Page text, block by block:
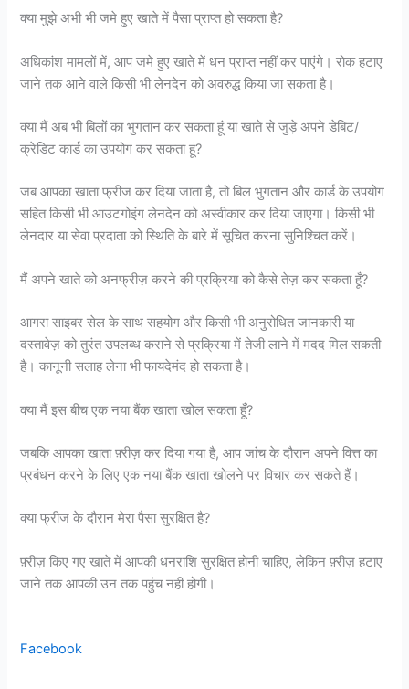
क्या मुझे अभी भी जमे हुए खाते में पैसा प्राप्त हो सकता है?
अधिकांश मामलों में, आप जमे हुए खाते में धन प्राप्त नहीं कर पाएंगे। रोक हटाए
जाने तक आने वाले किसी भी लेनदेन को अवरुद्ध किया जा सकता है।
क्या मैं अब भी बिलों का भुगतान कर सकता हूं या खाते से जुड़े अपने डेबिट/
क्रेडिट कार्ड का उपयोग कर सकता हूं?
जब आपका खाता फ्रीज कर दिया जाता है, तो बिल भुगतान और कार्ड के उपयोग
सहित किसी भी आउटगोइंग लेनदेन को अस्वीकार कर दिया जाएगा। किसी भी
लेनदार या सेवा प्रदाता को स्थिति के बारे में सूचित करना सुनिश्चित करें।
मैं अपने खाते को अनफ्रीज़ करने की प्रक्रिया को कैसे तेज़ कर सकता हूँ?
आगरा साइबर सेल के साथ सहयोग और किसी भी अनुरोधित जानकारी या
दस्तावेज़ को तुरंत उपलब्ध कराने से प्रक्रिया में तेजी लाने में मदद मिल सकती
है। कानूनी सलाह लेना भी फायदेमंद हो सकता है।
क्या मैं इस बीच एक नया बैंक खाता खोल सकता हूँ?
जबकि आपका खाता फ़्रीज़ कर दिया गया है, आप जांच के दौरान अपने वित्त का
प्रबंधन करने के लिए एक नया बैंक खाता खोलने पर विचार कर सकते हैं।
क्या फ्रीज के दौरान मेरा पैसा सुरक्षित है?
फ़्रीज़ किए गए खाते में आपकी धनराशि सुरक्षित होनी चाहिए, लेकिन फ़्रीज़ हटाए
जाने तक आपकी उन तक पहुंच नहीं होगी।
Facebook